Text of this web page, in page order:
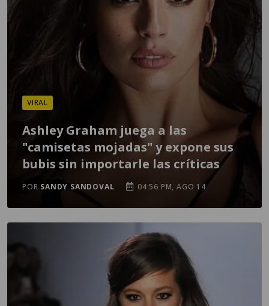
VIRAL
Ashley Graham juega a las
"camisetas mojadas" y expone sus
bubis sin importarle las críticas
POR SANDY SANDOVAL 04:56 PM, AGO 14